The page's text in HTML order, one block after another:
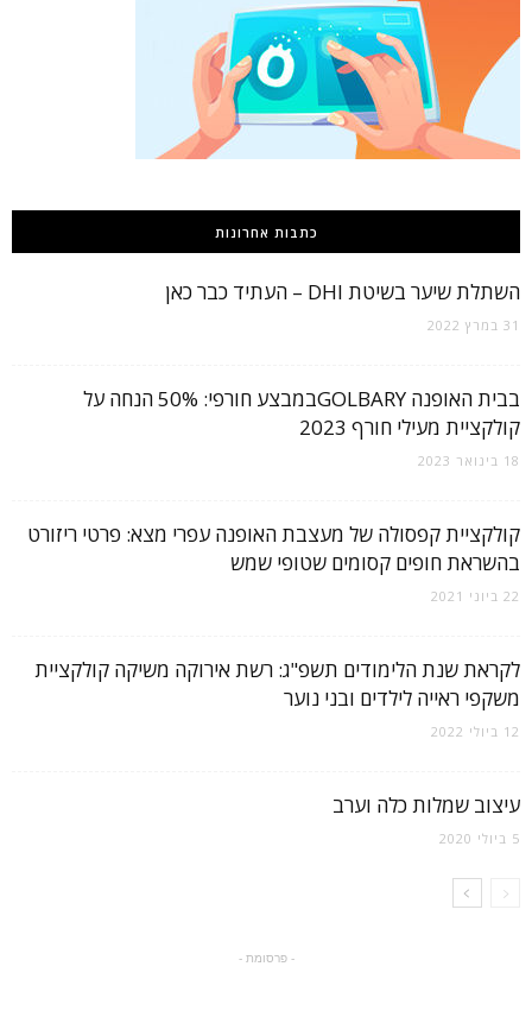
כתבות אחרונות
השתלת שיער בשיטת DHI – העתיד כבר כאן
31 במרץ 2022
בבית האופנה GOLBARYבמבצע חורפי: 50% הנחה על
קולקציית מעילי חורף 2023
18 בינואר 2023
קולקציית קפסולה של מעצבת האופנה עפרי מצא: פרטי ריזורט
בהשראת חופים קסומים שטופי שמש
22 ביוני 2021
לקראת שנת הלימודים תשפ"ג: רשת אירוקה משיקה קולקציית
משקפי ראייה לילדים ובני נוער
12 ביולי 2022
עיצוב שמלות כלה וערב
5 ביולי 2020
- פרסומת -